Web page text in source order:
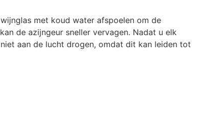
met koud water afspoelen om de
de azijngeur sneller vervagen. Nadat u elk
aan de lucht drogen, omdat dit kan leiden tot